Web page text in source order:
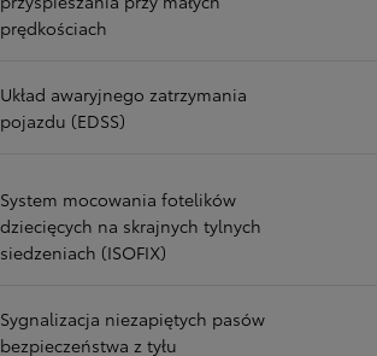
prędkościach
Układ awaryjnego zatrzymania
pojazdu (EDSS)
System mocowania fotelików
dziecięcych na skrajnych tylnych
siedzeniach (ISOFIX)
Sygnalizacja niezapiętych pasów
bezpieczeństwa z tyłu